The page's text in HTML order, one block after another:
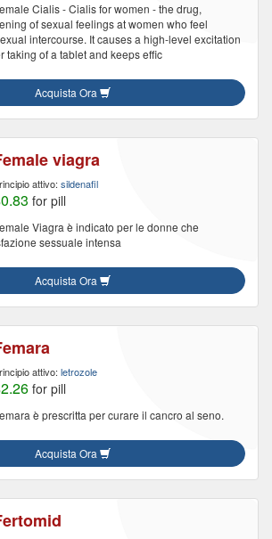
Cialis - Cialis for women - the drug,
of sexual feelings at women who feel
intercourse. It causes a high-level excitation
taking of a tablet and keeps effic
Acquista Ora
viagra
attivo: sildenafil
for pill
Viagra è indicato per le donne che
sessuale intensa
Acquista Ora
attivo: letrozole
for pill
è prescritta per curare il cancro al seno.
Acquista Ora